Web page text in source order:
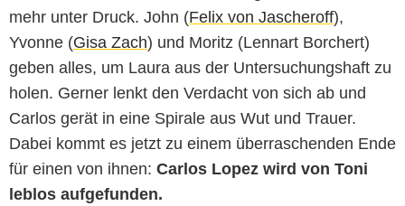
mehr unter Druck. John (Felix von Jascheroff),
Yvonne (Gisa Zach) und Moritz (Lennart Borchert)
geben alles, um Laura aus der Untersuchungshaft zu
holen. Gerner lenkt den Verdacht von sich ab und
Carlos gerät in eine Spirale aus Wut und Trauer.
Dabei kommt es jetzt zu einem überraschenden Ende
für einen von ihnen: Carlos Lopez wird von Toni
leblos aufgefunden.
RTL / Benjamin Kampehl